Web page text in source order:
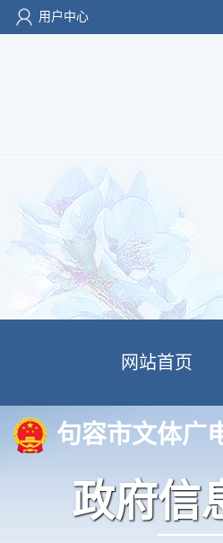
用户中心
网站首页
句容市文体广
政府信